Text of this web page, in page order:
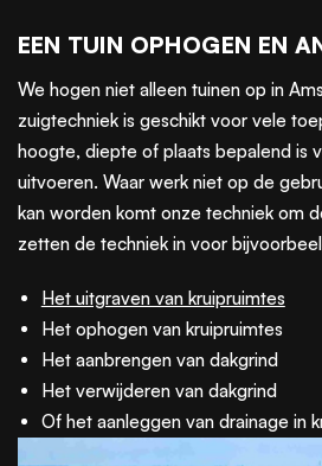
EEN TUIN OPHOGEN EN
We hogen niet alleen tuinen op in
zuigtechniek is geschikt voor vele
hoogte, diepte of plaats bepalend is
uitvoeren. Waar werk niet op de
kan worden komt onze techniek om
zetten de techniek in voor
Het uitgraven van kruipruimtes
Het ophogen van kruipruimtes
Het aanbrengen van dakgrind
Het verwijderen van dakgrind
Of het aanleggen van drainage in